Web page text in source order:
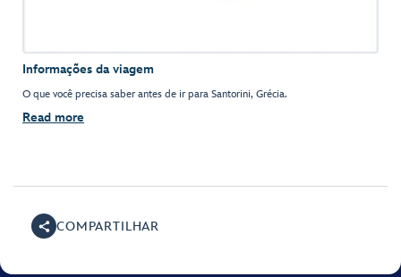
Informações da viagem
O que você precisa saber antes de ir para Santorini, Grécia.
Read more
COMPARTILHAR